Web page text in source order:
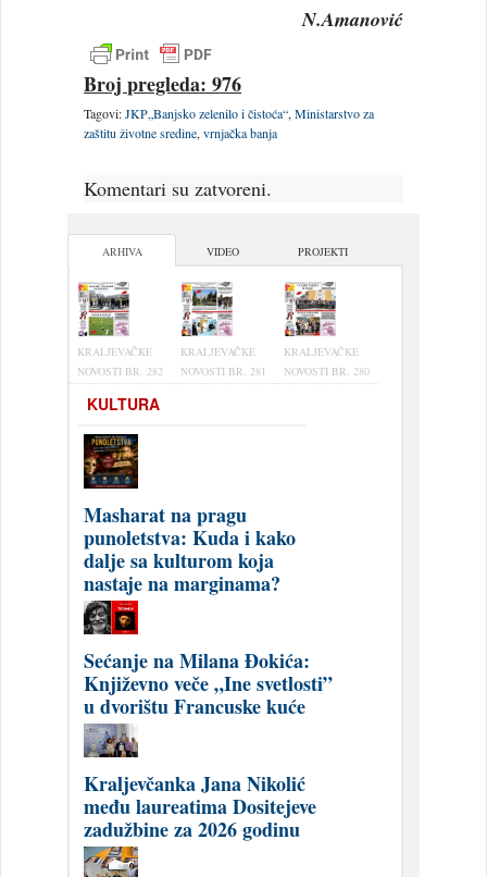
N.Amanović
Broj pregleda: 976
Tagovi:JKP„Banjsko zelenilo i čistoća“,Ministarstvo za
zaštitu životne sredine,vrnjačka banja
Komentari su zatvoreni.
ARHIVA VIDEO PROJEKTI
KRALJEVAČKE
NOVOSTI BR. 282
KRALJEVAČKE
NOVOSTI BR. 281
KRALJEVAČKE
NOVOSTI BR. 280
KULTURA
Masharat na pragu
punoletstva: Kuda i kako
dalje sa kulturom koja
nastaje na marginama?
Sećanje na Milana Đokića:
Književno veče „Ine svetlosti”
u dvorištu Francuske kuće
Kraljevčanka Jana Nikolić
među laureatima Dositejeve
zadužbine za 2026 godinu